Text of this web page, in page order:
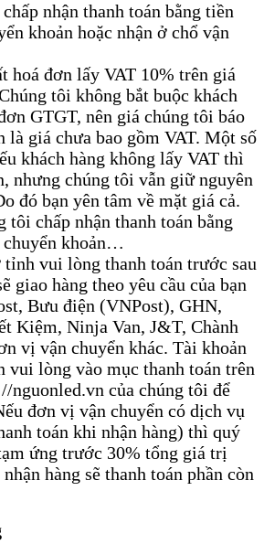
nhận thanh toán bằng tiền
khoản hoặc nhận ở chổ vận
hoá đơn lấy VAT 10% trên giá
tôi không bắt buộc khách
GTGT, nên giá chúng tôi báo
là giá chưa bao gồm VAT. Một số
khách hàng không lấy VAT thì
nhưng chúng tôi vẫn giữ nguyên
đó bạn yên tâm về mặt giá cả.
tôi chấp nhận thanh toán bằng
chuyển khoản…
tỉnh vui lòng thanh toán trước sau
giao hàng theo yêu cầu của bạn
Bưu điện (VNPost), GHN,
Kiệm, Ninja Van, J&T, Chành
vị vận chuyển khác. Tài khoản
vui lòng vào mục thanh toán trên
nguonled.vn của chúng tôi để
đơn vị vận chuyển có dịch vụ
toán khi nhận hàng) thì quý
ứng trước 30% tổng giá trị
hàng sẽ thanh toán phần còn